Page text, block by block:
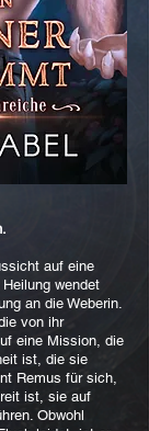
auf eine
wendet
an die Weberin.
von ihr
eine Mission, die
ist, die sie
Remus für sich,
ist, sie auf
Obwohl